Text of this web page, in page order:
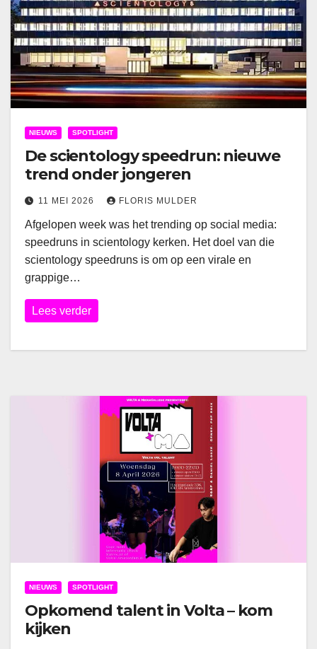
NIEUWS SPOTLIGHT
De scientology speedrun: nieuwe
trend onder jongeren
11 MEI 2026 FLORIS MULDER
Afgelopen week was het trending op social media:
speedruns in scientology kerken. Het doel van die
scientology speedruns is om op een virale en
grappige…
Lees verder
NIEUWS SPOTLIGHT
Opkomend talent in Volta – kom
kijken